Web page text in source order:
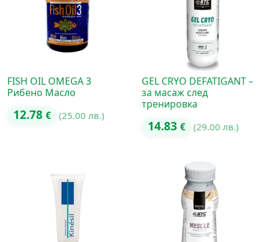
FISH OIL OMEGA 3
Рибено Масло
12.78 € (25.00 лв.)
GEL CRYO DEFATIGANT –
за масаж след
тренировка
14.83 € (29.00 лв.)